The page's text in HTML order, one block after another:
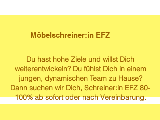
Möbelschreiner:in EFZ
Du hast hohe Ziele und willst Dich
weiterentwickeln? Du fühlst Dich in einem
jungen, dynamischen Team zu Hause?
Dann suchen wir Dich, Schreiner:in EFZ 80-
100% ab sofort oder nach Vereinbarung.